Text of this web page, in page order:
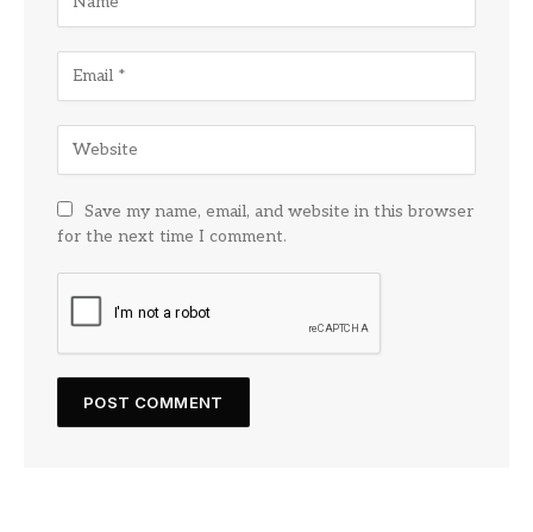
Save my name, email, and website in this browser
for the next time I comment.